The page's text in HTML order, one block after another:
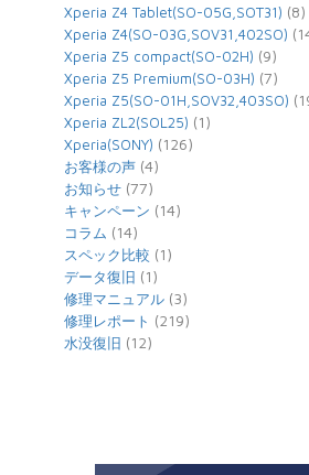
Xperia Z4 Tablet(SO-05G,SOT31) (8)
Xperia Z4(SO-03G,SOV31,402SO)
Xperia Z5 compact(SO-02H) (9)
Xperia Z5 Premium(SO-03H) (7)
Xperia Z5(SO-01H,SOV32,403SO)
Xperia ZL2(SOL25) (1)
Xperia(SONY) (126)
お客様の声 (4)
お知らせ (77)
キャンペーン (14)
コラム (14)
スペック比較 (1)
データ復旧 (1)
修理マニュアル (3)
修理レポート (219)
水没復旧 (12)